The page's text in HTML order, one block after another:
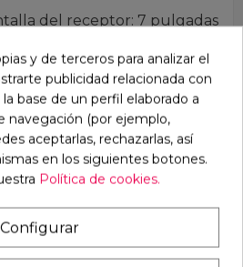
del receptor: 7 pulgadas
del receptor: 1 hora
kit (incluido):
transmisor K9 montada
batería y antena). Módulo
CS1 para Dark System
+ receptor)
y de terceros para analizar el
publicidad relacionada con
base de un perfil elaborado a
navegación (por ejemplo,
aceptarlas, rechazarlas, así
en los siguientes botones.
Política de cookies.
Configurar